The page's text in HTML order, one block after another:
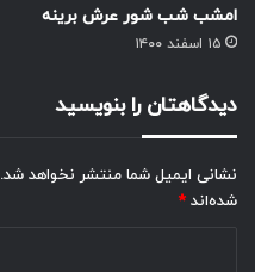
امشب شب شور عرش برینه
۱۵ اسفند ۱۴۰۰
دیدگاهتان را بنویسید
نشانی ایمیل شما منتشر نخواهد شد.
شده‌اند *